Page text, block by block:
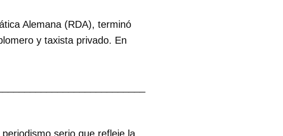
Alemana (RDA), terminó
y taxista privado. En
serio que refleje la